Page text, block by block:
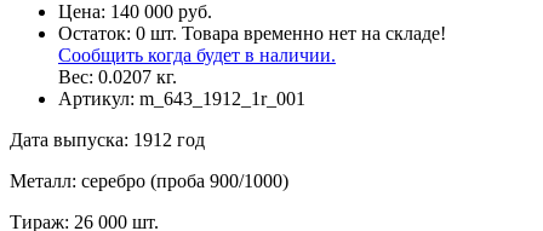
Цена: 140 000 руб.
Остаток: 0 шт. Товара временно нет на складе!
Сообщить когда будет в наличии.
Вес: 0.0207 кг.
Артикул: m_643_1912_1r_001
Дата выпуска: 1912 год
Металл: серебро (проба 900/1000)
Тираж: 26 000 шт.